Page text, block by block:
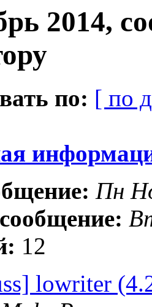
2014,
по: [ по
Пн
12
lowriter